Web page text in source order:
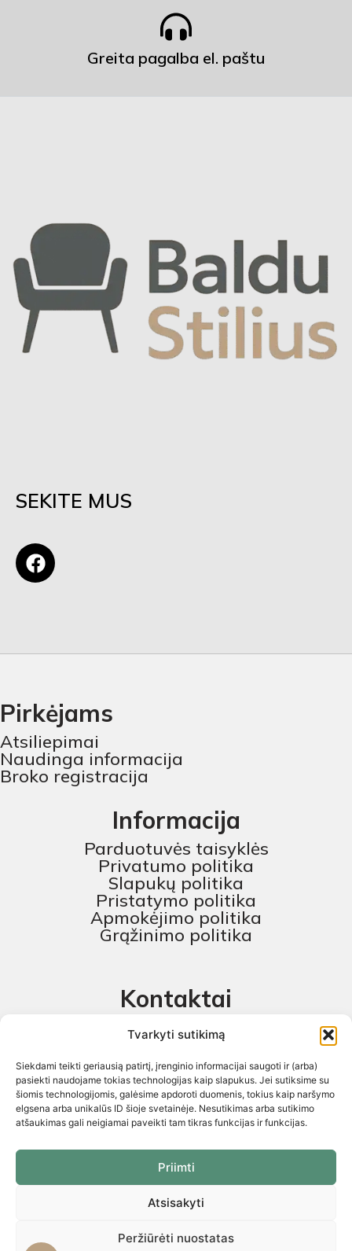
Tvarkyti sutikimą
Siekdami teikti geriausią patirtį, įrenginio informacijai saugoti ir (arba)
pasiekti naudojame tokias technologijas kaip slapukus. Jei sutiksime su
šiomis technologijomis, galėsime apdoroti duomenis, tokius kaip naršymo
elgsena arba unikalūs ID šioje svetainėje. Nesutikimas arba sutikimo
atšaukimas gali neigiamai paveikti tam tikras funkcijas ir funkcijas.
Priimti
Atsisakyti
Peržiūrėti nuostatas
Greita pagalba el. paštu
SEKITE MUS
Pirkėjams
Atsiliepimai
Naudinga informacija
Broko registracija
Informacija
Parduotuvės taisyklės
Privatumo politika
Slapukų politika
Pristatymo politika
Apmokėjimo politika
Grąžinimo politika
Kontaktai
pagalba@baldustilius.lt
I-V : 10:00 iki 16:00
Visos teisės saugomos 2026 © „Skaitmeninis projektas“ ©
griežtai draudžiama